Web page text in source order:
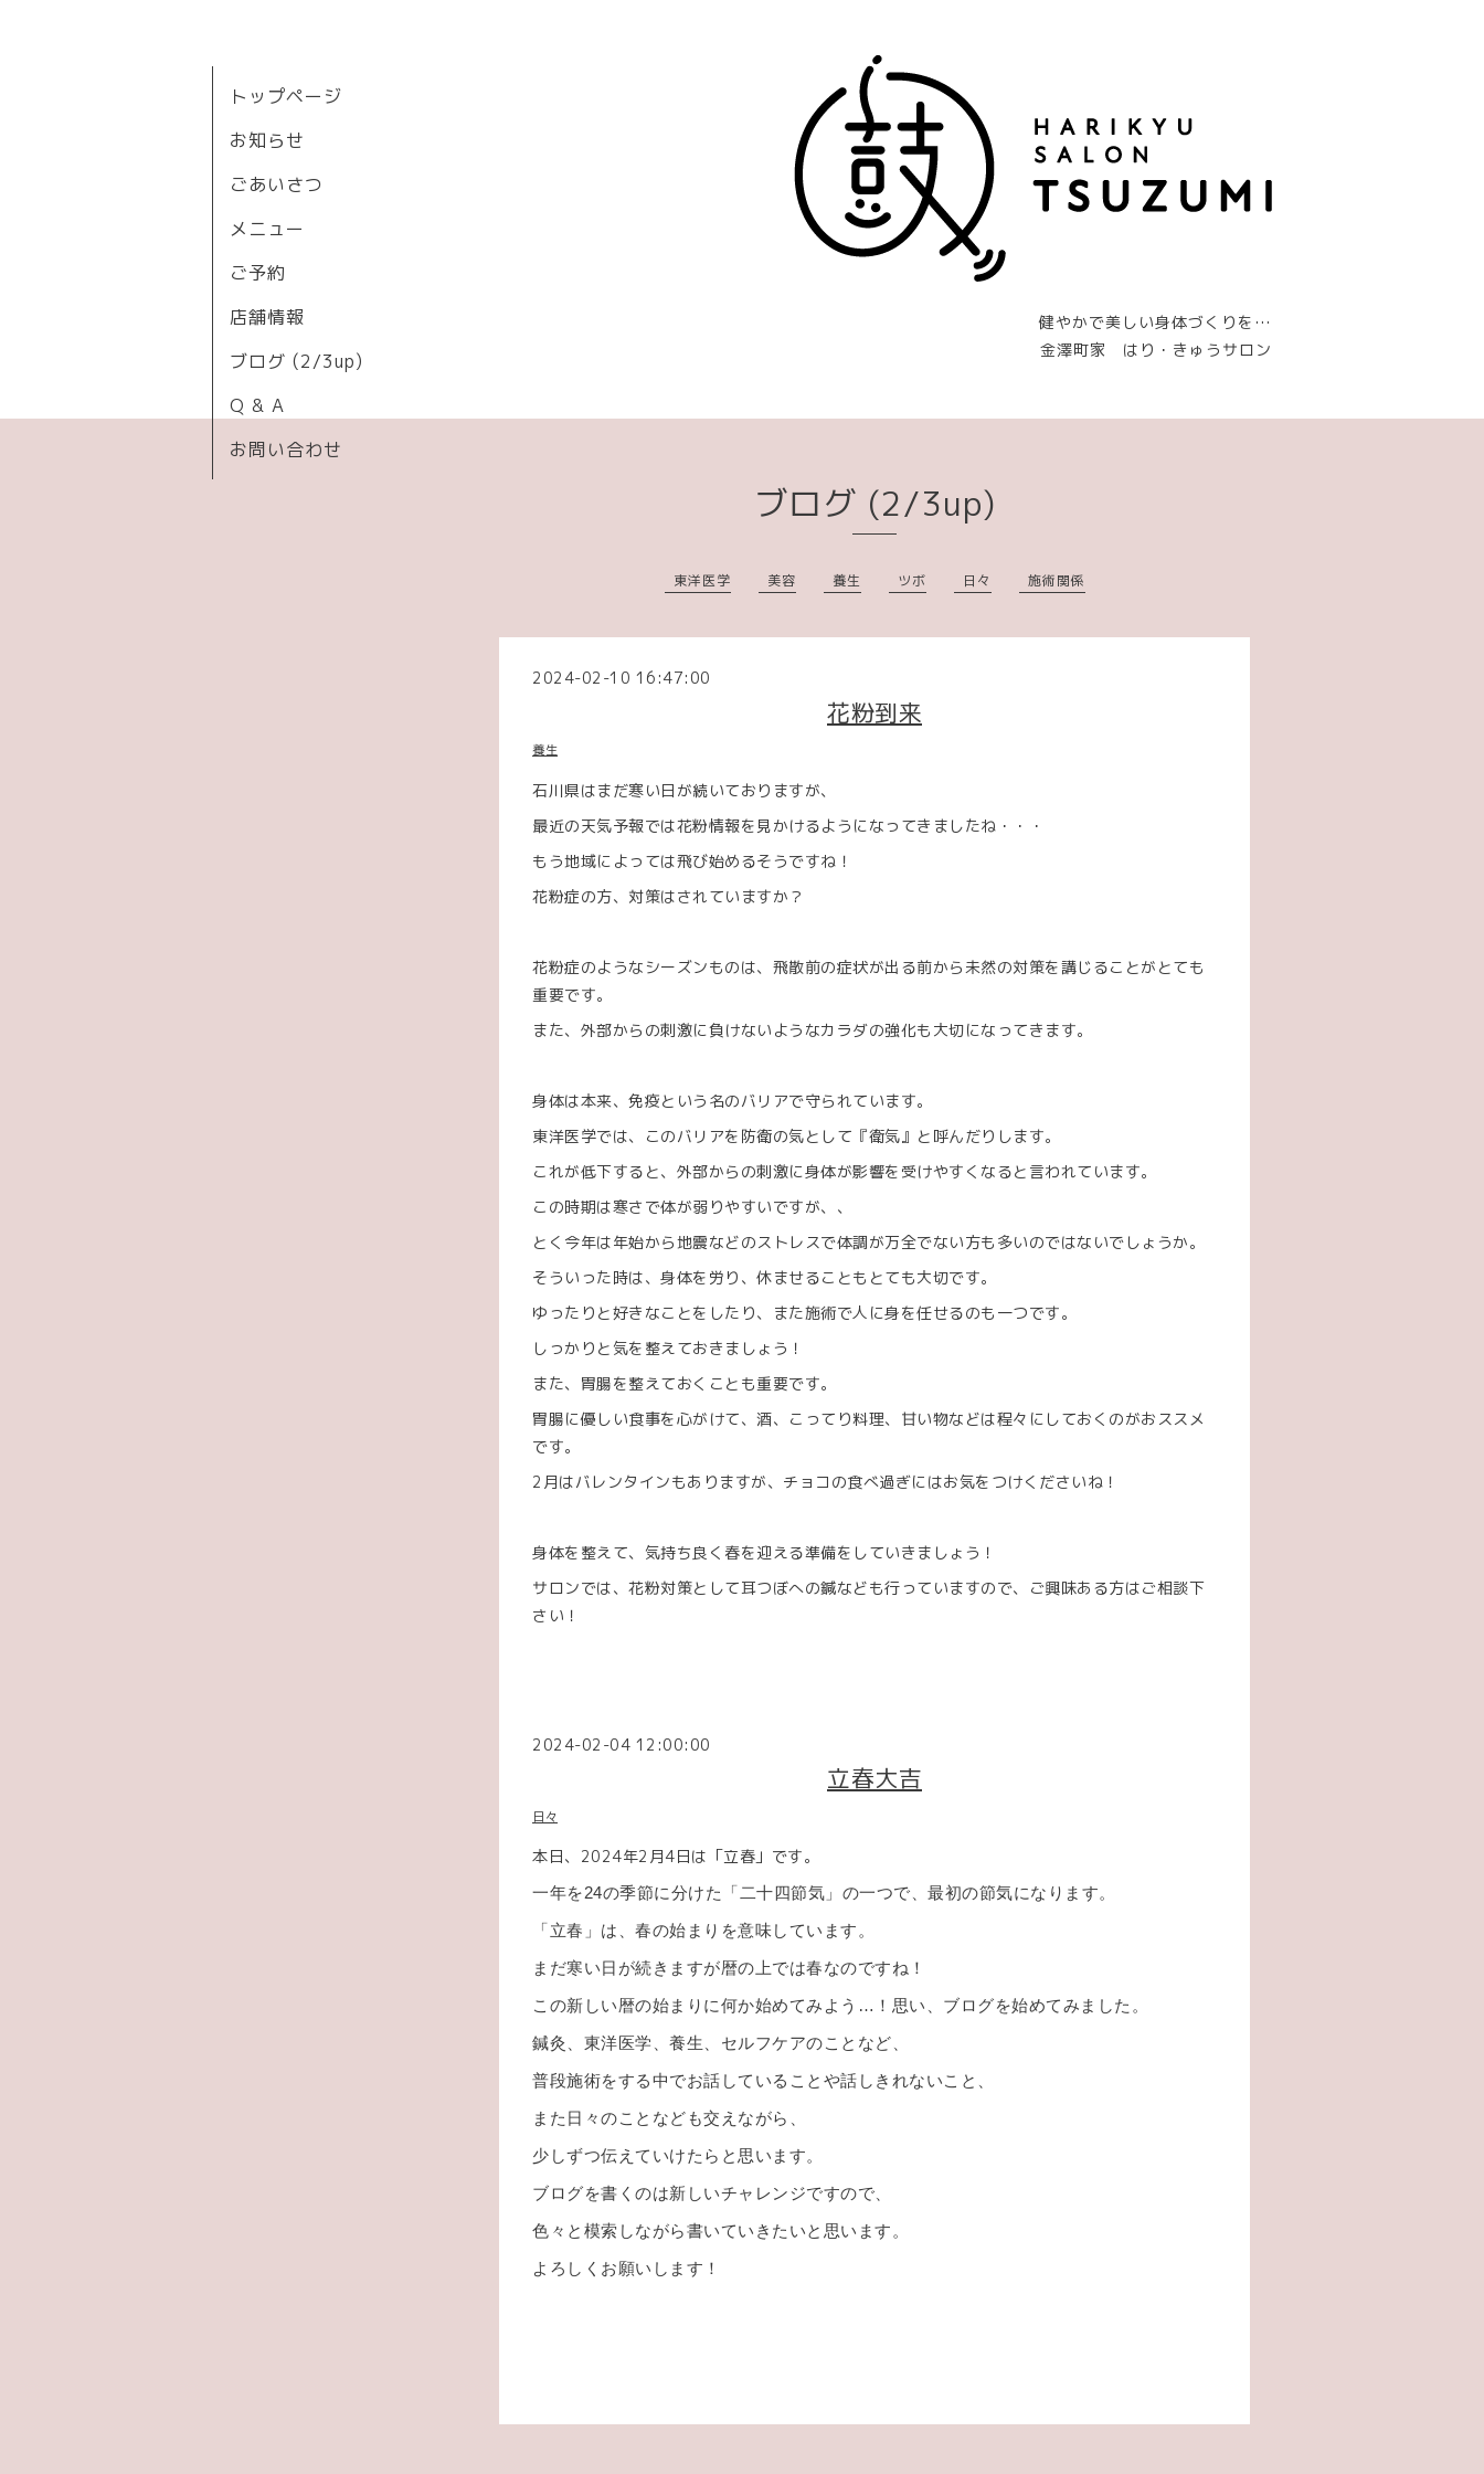
健やかで美しい身体づくりを…
金澤町家 はり・きゅうサロン
トップページ
お知らせ
ごあいさつ
メニュー
ご予約
店舗情報
ブログ (2/3up)
Q & A
お問い合わせ
ブログ (2/3up)
東洋医学 美容 養生 ツボ 日々 施術関係
2024-02-10 16:47:00
花粉到来
養生
石川県はまだ寒い日が続いておりますが、
最近の天気予報では花粉情報を見かけるようになってきましたね・・・
もう地域によっては飛び始めるそうですね！
花粉症の方、対策はされていますか？
花粉症のようなシーズンものは、飛散前の症状が出る前から未然の対策を講じることがとても
重要です。
また、外部からの刺激に負けないようなカラダの強化も大切になってきます。
身体は本来、免疫という名のバリアで守られています。
東洋医学では、このバリアを防衛の気として『衛気』と呼んだりします。
これが低下すると、外部からの刺激に身体が影響を受けやすくなると言われています。
この時期は寒さで体が弱りやすいですが、、
とく今年は年始から地震などのストレスで体調が万全でない方も多いのではないでしょうか。
そういった時は、身体を労り、休ませることもとても大切です。
ゆったりと好きなことをしたり、また施術で人に身を任せるのも一つです。
しっかりと気を整えておきましょう！
また、胃腸を整えておくことも重要です。
胃腸に優しい食事を心がけて、酒、こってり料理、甘い物などは程々にしておくのがおススメ
です。
2月はバレンタインもありますが、チョコの食べ過ぎにはお気をつけくださいね！
身体を整えて、気持ち良く春を迎える準備をしていきましょう！
サロンでは、花粉対策として耳つぼへの鍼なども行っていますので、ご興味ある方はご相談下
さい！
2024-02-04 12:00:00
立春大吉
日々
本日、2024年2月4日は「立春」です。
一年を24の季節に分けた「二十四節気」の一つで、最初の節気になります。
「立春」は、春の始まりを意味しています。
まだ寒い日が続きますが暦の上では春なのですね！
この新しい暦の始まりに何か始めてみよう…！思い、ブログを始めてみました。
鍼灸、東洋医学、養生、セルフケアのことなど、
普段施術をする中でお話していることや話しきれないこと、
また日々のことなども交えながら、
少しずつ伝えていけたらと思います。
ブログを書くのは新しいチャレンジですので、
色々と模索しながら書いていきたいと思います。
よろしくお願いします！